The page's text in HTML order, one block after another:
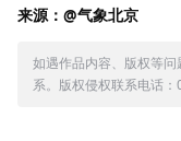
来源：@气象北京
如遇作品内容、版权等
系。版权侵权联系电话